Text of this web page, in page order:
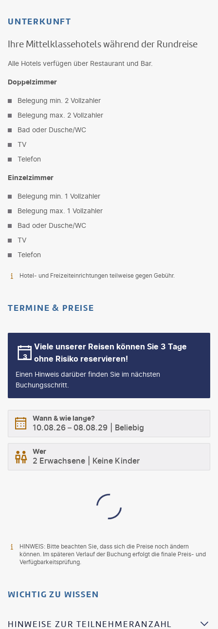
UNTERKUNFT
Ihre Mittelklassehotels während der Rundreise
Alle Hotels verfügen über Restaurant und Bar.
Doppelzimmer
Belegung min. 2 Vollzahler
Belegung max. 2 Vollzahler
Bad oder Dusche/WC
TV
Telefon
Einzelzimmer
Belegung min. 1 Vollzahler
Belegung max. 1 Vollzahler
Bad oder Dusche/WC
TV
Telefon
Hotel- und Freizeiteinrichtungen teilweise gegen Gebühr.
TERMINE & PREISE
Viele unserer Reisen können Sie 3 Tage
ohne Risiko reservieren!
Einen Hinweis darüber finden Sie im nächsten
Buchungsschritt.
Wann & wie lange?
10.08.26 – 08.08.29 Beliebig
Wer
2 Erwachsene Keine Kinder
HINWEIS: Bitte beachten Sie, dass sich die Preise noch ändern
können. Im späteren Verlauf der Buchung erfolgt die finale Preis- und
Verfügbarkeitsprüfung.
WICHTIG ZU WISSEN
HINWEISE ZUR TEILNEHMERANZAHL